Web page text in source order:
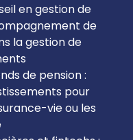
en gestion de
de
la gestion de
de pension :
pour
vie ou les